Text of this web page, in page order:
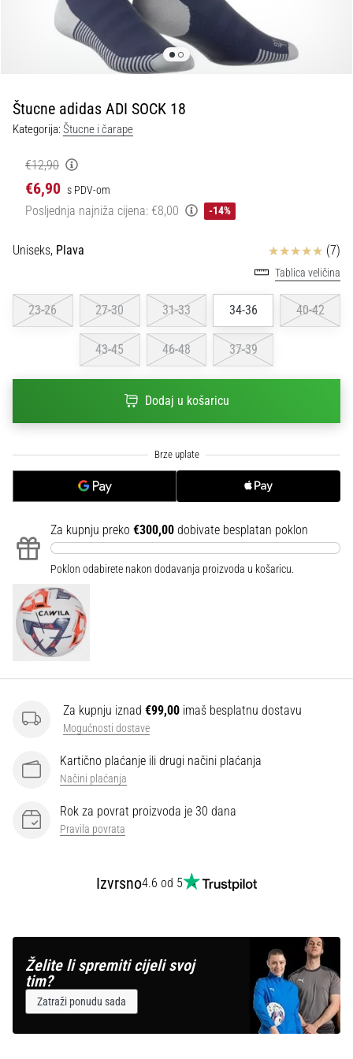
•
1 min. čitanja
Play
for
More
Pripremi
za
ženski
EURO
službenim
Nike,
adidas
PUMA.
dio
svake
utakmice,
gola…
Prikaži
članke
Štucne adidas ADI SOCK 18
Kategorija:Štucne i čarape
€12,90
€6,90 s PDV-om
Posljednja najniža cijena: €8,00 -14%
Uniseks, Plava Ocjena proizvoda
(7)
Tablica veličina
23-26 27-30 31-33 34-36 40-42
43-45 46-48 37-39
Dodaj u košaricu
Za kupnju preko €300,00 dobivate besplatan poklon
Poklon odabirete nakon dodavanja proizvoda u košaricu.
Za kupnju iznad €99,00 imaš besplatnu dostavu
Mogućnosti dostave
Kartično plaćanje ili drugi načini plaćanja
Načini plaćanja
Rok za povrat proizvoda je 30 dana
Pravila povrata
Izvrsno4.6 od 5
Želite li spremiti cijeli svoj
tim?
Zatraži ponudu sada